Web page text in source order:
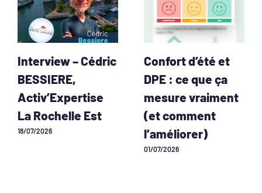
Interview – Cédric
BESSIERE,
Activ’Expertise
La Rochelle Est
18/07/2026
Confort d’été et
DPE : ce que ça
mesure vraiment
(et comment
l’améliorer)
01/07/2026